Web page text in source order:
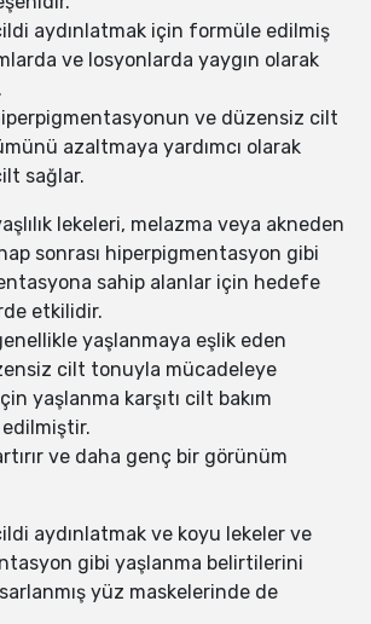
aydınlatmak için formüle edilmiş
ve losyonlarda yaygın olarak
ve düzensiz cilt
azaltmaya yardımcı olarak
sağlar.
lekeleri, melazma veya akneden
sonrası hiperpigmentasyon gibi
sahip alanlar için hedefe
etkilidir.
yaşlanmaya eşlik eden
cilt tonuyla mücadeleye
yaşlanma karşıtı cilt bakım
ve daha genç bir görünüm
aydınlatmak ve koyu lekeler ve
gibi yaşlanma belirtilerini
yüz maskelerinde de